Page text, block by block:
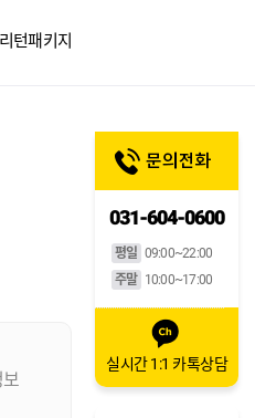
턴패키지
031-604-0600
평일 09:00~22:00
주말 10:00~17:00
실시간 1:1 카톡상담